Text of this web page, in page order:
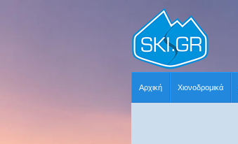
Αρχική Χιονοδρομικά